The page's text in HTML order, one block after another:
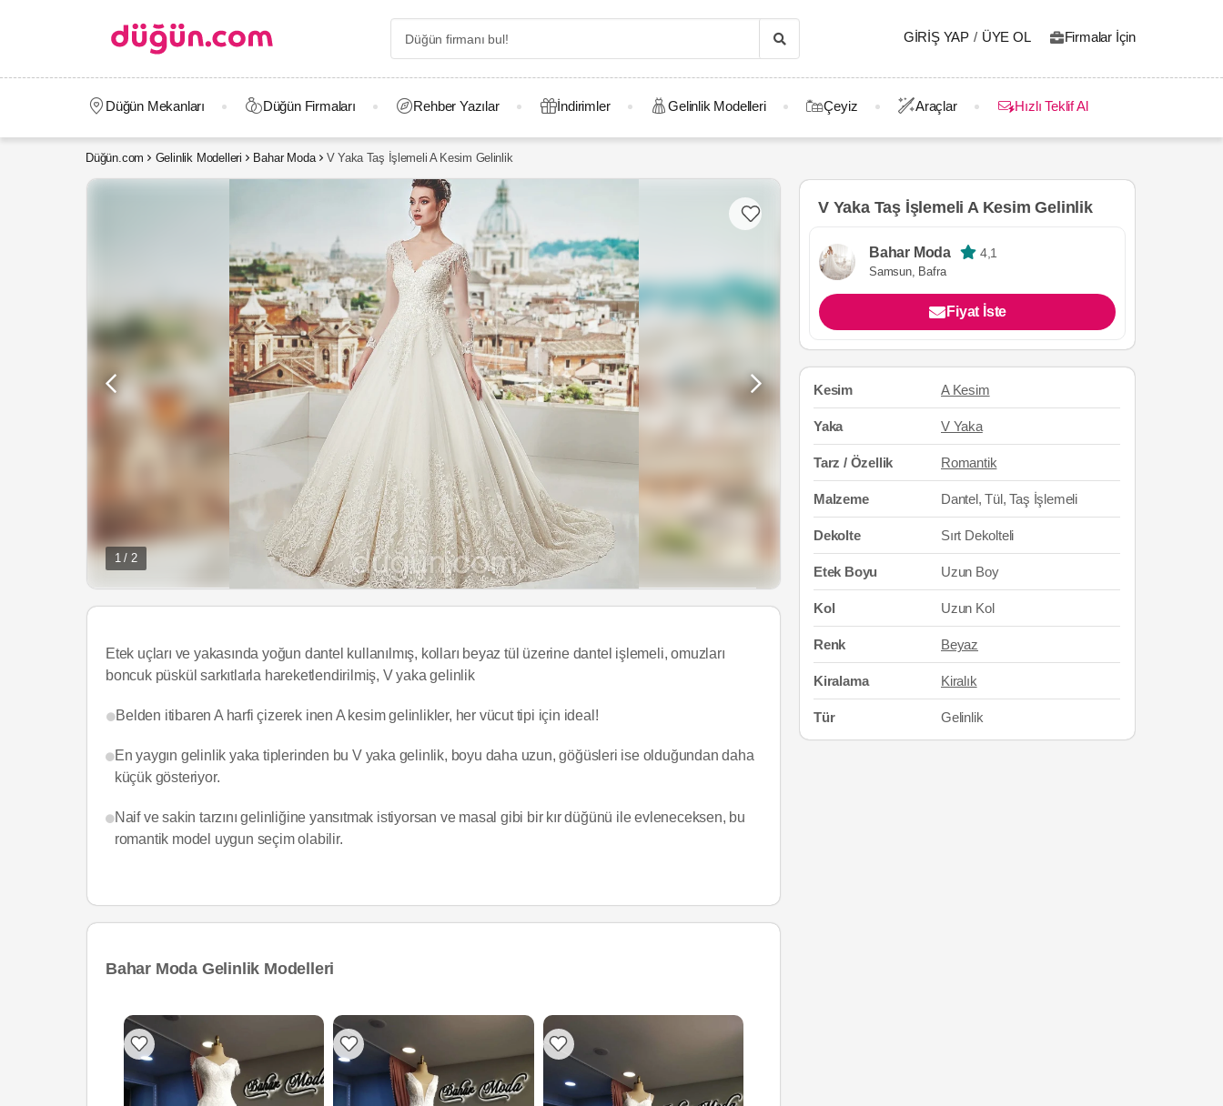
GIRIŞ YAP / ÜYE OL Firmalar İçin
Düğün Mekanları Düğün Firmaları Rehber Yazılar İndirimler Gelinlik Modelleri Çeyiz Araçlar Hızlı Teklif Al
Düğün.com Gelinlik Modelleri Bahar Moda V Yaka Taş İşlemeli A Kesim Gelinlik
1 / 2
Etek uçları ve yakasında yoğun dantel kullanılmış, kolları beyaz tül üzerine dantel işlemeli, omuzları
boncuk püskül sarkıtlarla hareketlendirilmiş, V yaka gelinlik
Belden itibaren A harfi çizerek inen A kesim gelinlikler, her vücut tipi için ideal!
En yaygın gelinlik yaka tiplerinden bu V yaka gelinlik, boyu daha uzun, göğüsleri ise olduğundan daha
küçük gösteriyor.
Naif ve sakin tarzını gelinliğine yansıtmak istiyorsan ve masal gibi bir kır düğünü ile evleneceksen, bu
romantik model uygun seçim olabilir.
Bahar Moda Gelinlik Modelleri
V Yaka Taş İşlemeli A Kesim Gelinlik
Bahar Moda 4,1
Samsun, Bafra
Fiyat İste
Kesim A Kesim
Yaka V Yaka
Tarz / Özellik Romantik
Malzeme Dantel, Tül, Taş İşlemeli
Dekolte Sırt Dekolteli
Etek Boyu Uzun Boy
Kol Uzun Kol
Renk Beyaz
Kiralama Kiralık
Tür Gelinlik